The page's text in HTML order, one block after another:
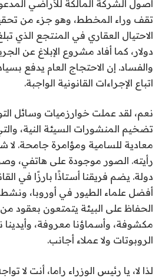
أصول الشركة المالكة للأراضي
تقف وراء المخطط، وهو جزء من
دولار، كما أفاد مشروع الإبلاغ عن
والفساد. إن الاحتجاج العام يدفع
اتباع الإجراءات القانونية الواجبة.
نعم، لقد عملت خوارزميات وسائل
تضخيم المنشورات السيئة النية،
معادية للسامية ومؤامرة جامحة.
دولة. يضم فريقنا أستاذًا بارزًا في
أفضل علماء الطيور في أوروبا،
الحفاظ على البيئة يتمتعون بعقود
مكشوفة، وأسماؤنا معروفة،
الروبوتات ولا عملاء أجانب.
لذا لا، يا رئيس الوزراء راما، أنت لا